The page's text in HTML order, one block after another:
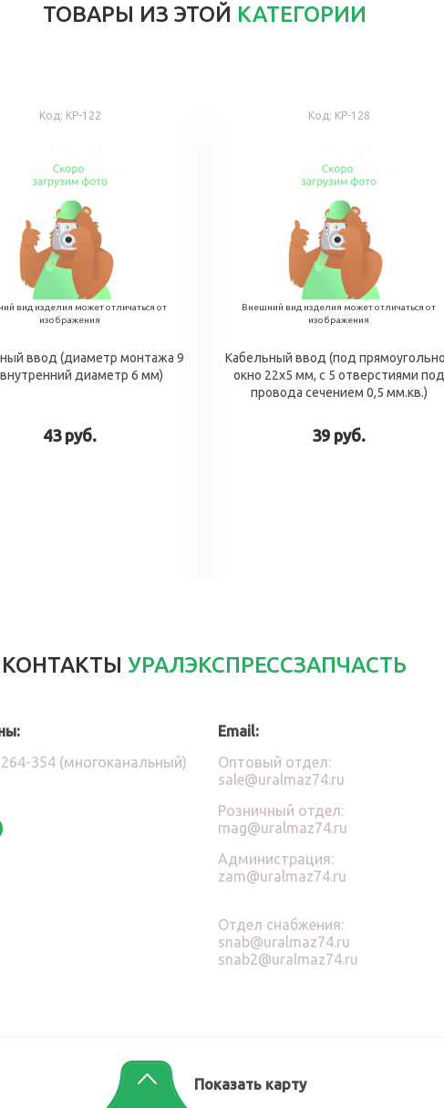
ТОВАРЫ ИЗ ЭТОЙ КАТЕГОРИИ
Код: КР-122
вид изделия может отличаться от
изображения
ввод (диаметр монтажа 9
диаметр 6 мм)
43 руб.
Код: КР-128
Внешний вид изделия может отличаться от
изображения
Кабельный ввод (под
окно 22х5 мм, с 5 отверстиями под
провода сечением 0,5 мм.кв.)
39 руб.
КОНТАКТЫ УРАЛЭКСПРЕССЗАПЧАСТЬ
354 (многоканальный)
Email:
Оптовый отдел:
sale@uralmaz74.ru
Розничный отдел:
mag@uralmaz74.ru
Администрация:
zam@uralmaz74.ru
Отдел снабжения:
snab@uralmaz74.ru
snab2@uralmaz74.ru
Показать карту